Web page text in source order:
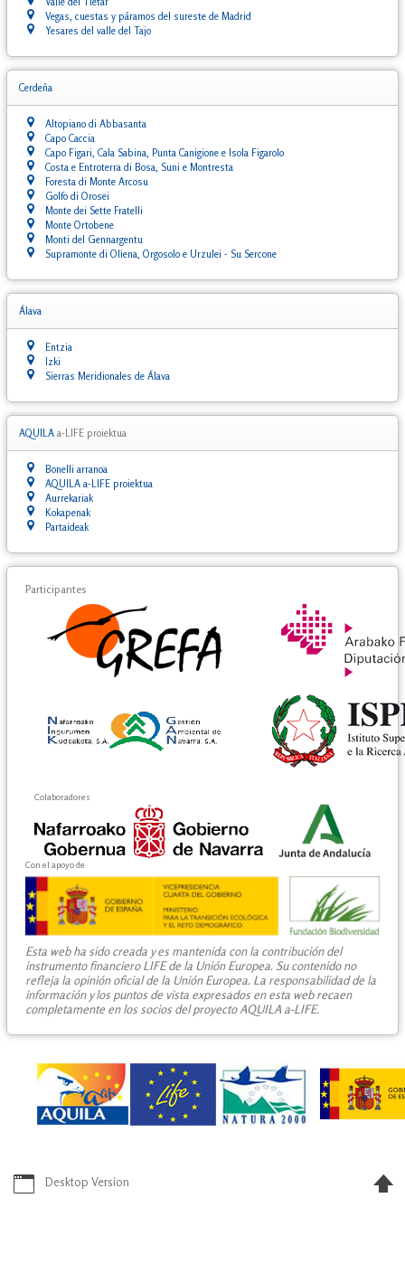
Vegas, cuestas y páramos del sureste de Madrid
Yesares del valle del Tajo
Cerdeña
Altopiano di Abbasanta
Capo Caccia
Capo Figari, Cala Sabina, Punta Canigione e Isola Figarolo
Costa e Entroterra di Bosa, Suni e Montresta
Foresta di Monte Arcosu
Golfo di Orosei
Monte dei Sette Fratelli
Monte Ortobene
Monti del Gennargentu
Supramonte di Oliena, Orgosolo e Urzulei - Su Sercone
Álava
Entzia
Izki
Sierras Meridionales de Álava
AQUILA a-LIFE proiektua
Bonelli arranoa
AQUILA a-LIFE proiektua
Aurrekariak
Kokapenak
Partaideak
Participantes
Colaboradores
Con el apoyo de
Esta web ha sido creada y es mantenida con la contribución del
instrumento financiero LIFE de la Unión Europea. Su contenido no
refleja la opinión oficial de la Unión Europea. La responsabilidad de la
información y los puntos de vista expresados en esta web recaen
completamente en los socios del proyecto AQUILA a-LIFE.
Desktop Version